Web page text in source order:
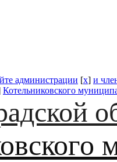
администрации [x] и
Котельниковского